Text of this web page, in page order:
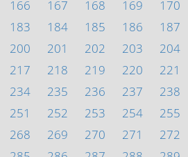
166 167 168 169 170
183 184 185 186 187
200 201 202 203 204
217 218 219 220 221
234 235 236 237 238
251 252 253 254 255
268 269 270 271 272